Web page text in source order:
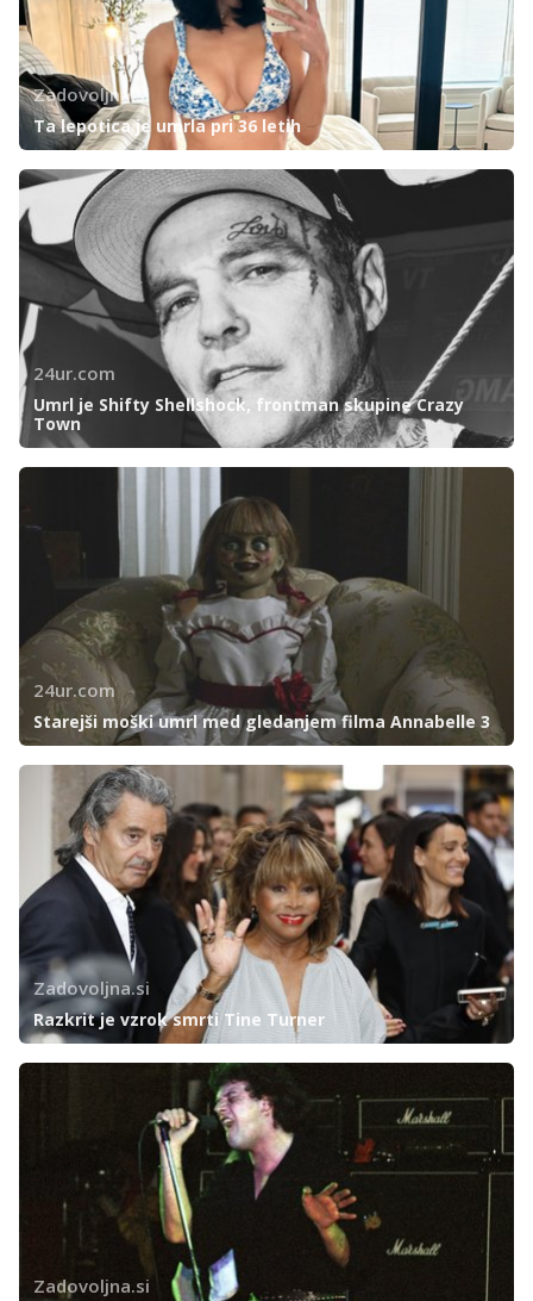
Zadovoljna.si
Ta lepotica je umrla pri 36 letih
24ur.com
Umrl je Shifty Shellshock, frontman skupine Crazy
Town
24ur.com
Starejši moški umrl med gledanjem filma Annabelle 3
Zadovoljna.si
Razkrit je vzrok smrti Tine Turner
Zadovoljna.si